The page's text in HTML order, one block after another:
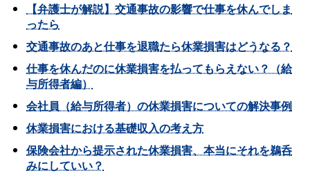
【弁護士が解説】交通事故の影響で仕事を休んでしま
ったら
交通事故のあと仕事を退職たら休業損害はどうなる？
仕事を休んだのに休業損害を払ってもらえない？（給
与所得者編）
会社員（給与所得者）の休業損害についての解決事例
休業損害における基礎収入の考え方
保険会社から提示された休業損害、本当にそれを鵜呑
みにしていい？